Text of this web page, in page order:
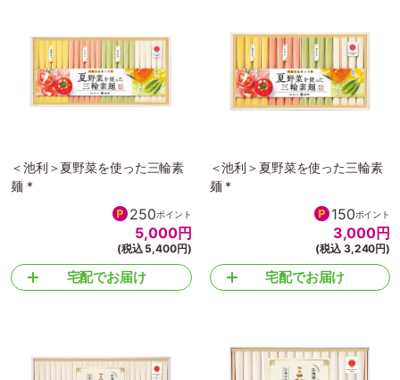
＜池利＞夏野菜を使った三輪素
麺 *
250ポイント
5,000円
(税込 5,400円)
宅配でお届け
＜池利＞夏野菜を使った三輪素
麺 *
150ポイント
3,000円
(税込 3,240円)
宅配でお届け